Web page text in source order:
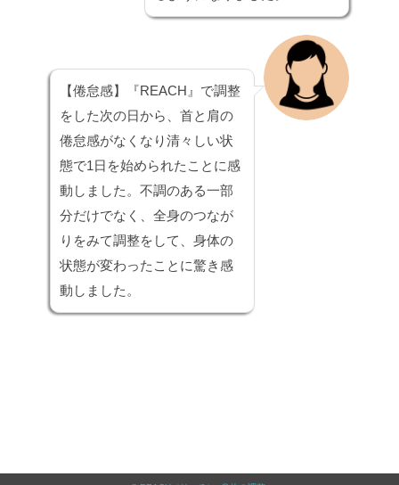
【倦怠感】
『REACH』で調整
をした次の日から、首と肩の
倦怠感がなくなり清々しい状
態で1日を始められたことに感
動しました。不調のある一部
分だけでなく、全身のつなが
りをみて調整をして、身体の
状態が変わったことに驚き感
動しました。